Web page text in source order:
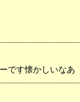
です懐かしいなあ